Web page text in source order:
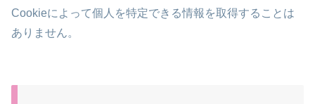
Cookieによって個人を特定できる情報を取得することは
ありません。